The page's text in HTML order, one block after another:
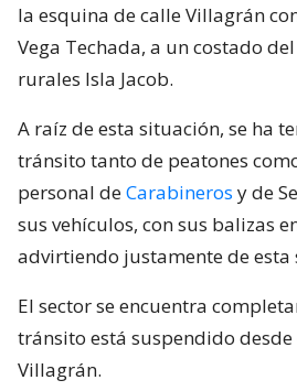
la esquina de calle Villagrán
Vega Techada, a un costado
rurales Isla Jacob.
A raíz de esta situación, se ha
tránsito tanto de peatones
personal deCarabineros y de
sus vehículos, con sus balizas
advirtiendo justamente de esta
El sector se encuentra
tránsito está suspendido desde
Villagrán.